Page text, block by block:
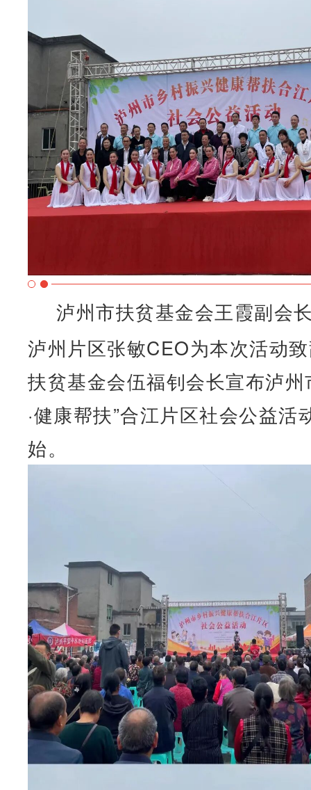
泸州市扶贫基金会王霞副会
泸州片区张敏CEO为本次活动
扶贫基金会伍福钊会长宣布泸州
·健康帮扶”合江片区社会公益活
始。